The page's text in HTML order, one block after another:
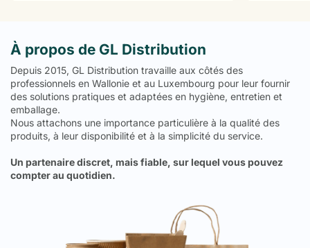
À propos de GL Distribution
Depuis 2015, GL Distribution travaille aux côtés des
professionnels en Wallonie et au Luxembourg pour leur fournir
des solutions pratiques et adaptées en hygiène, entretien et
emballage.
Nous attachons une importance particulière à la qualité des
produits, à leur disponibilité et à la simplicité du service.
Un partenaire discret, mais fiable, sur lequel vous pouvez
compter au quotidien.